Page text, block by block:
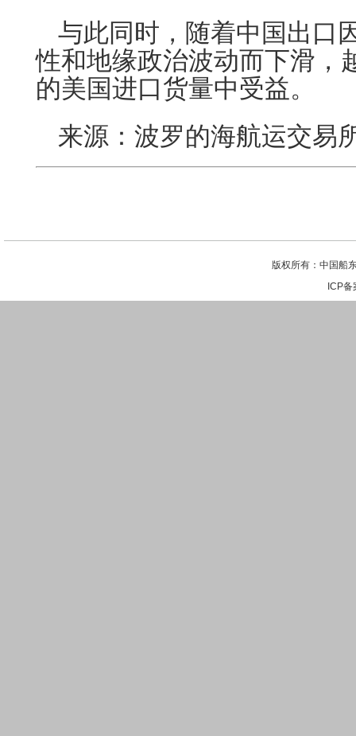
与此同时，随着中国出口
性和地缘政治波动而下滑，
的美国进口货量中受益。
来源：波罗的海航运交易
版权所有：中国船
ICP